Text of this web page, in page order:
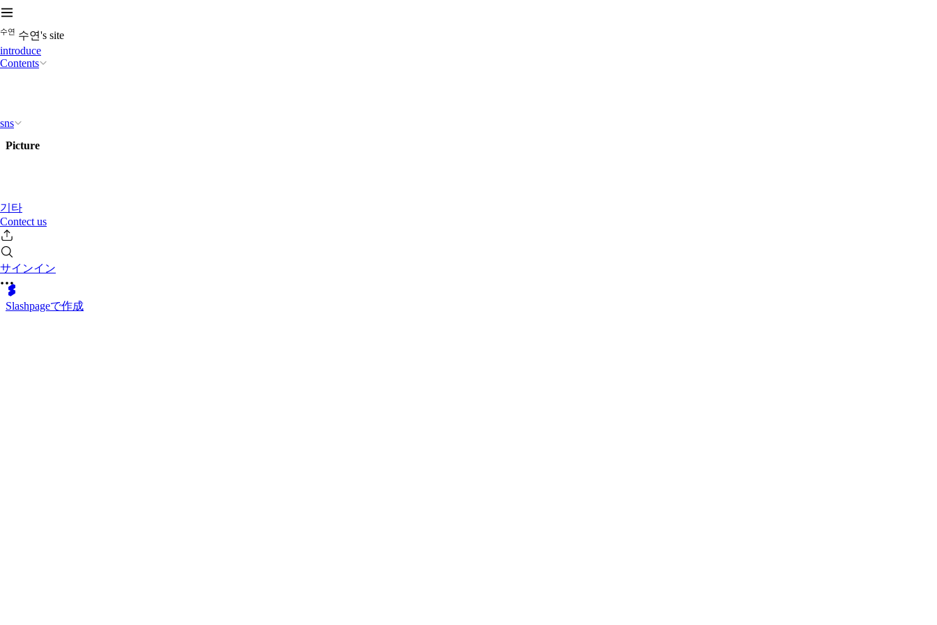
수연 수연's site
introduce
Contents
sns
기타
Contect us
サインイン
Picture
Slashpageで作成